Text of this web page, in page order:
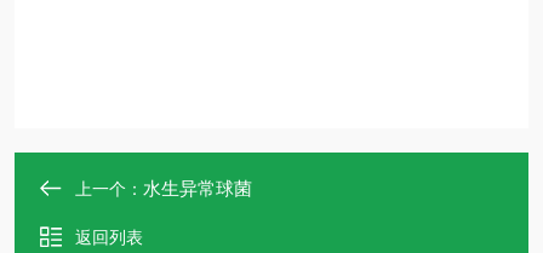
上一个： 水生异常球菌
返回列表